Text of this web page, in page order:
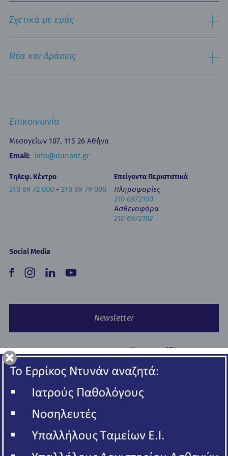
Νοσηλευτική Υπηρεσία
Εξωτερικά Ιατρεία
Οne Day Clinic (Ημερήσια Νοσηλεία)
Αναζήτηση
Σχετικά με εμάς
Ιστορικό
Όραμα & Αποστολή
Πολιτική Ποιότητας
Οικονομικά Μεγέθη
Νέα και Δράσεις
Δελτία Τύπου - Ανακοινώσεις
Εκπαίδευση
Έντυπα
Επικοινωνία
Μεσογείων 107, 115 26 Αθήνα
Email: info@dunant.gr
Τηλεφ. Κέντρο
210 69 72 000- 210 69 79 000
Επείγοντα Περιστατικά
Πληροφορίες
210 6972100
Ασθενοφόρα
210 6972102
Social Media
Newsletter
Copyright © 2026 Ερρίκος Ντυνάν Hospital Center.
All rights reserved
ΓΕΜΗ 006502201000